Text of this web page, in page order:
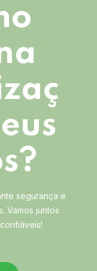
segurança e
Vamos juntos